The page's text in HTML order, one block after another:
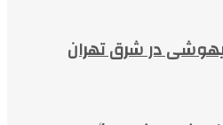
در شرق تهران